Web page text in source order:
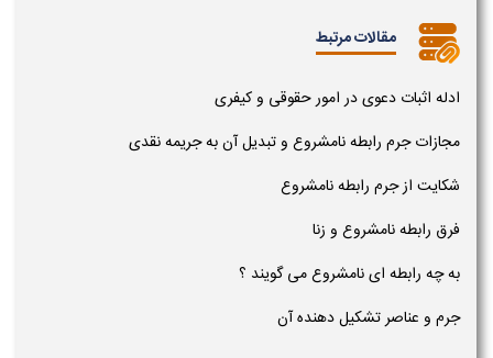
مقالات مرتبط
ادله اثبات دعوی در امور حقوقی و کیفری
مجازات جرم رابطه نامشروع و تبدیل آن به جریمه نقدی
شکایت از جرم رابطه نامشروع
فرق رابطه نامشروع و زنا
به چه رابطه ای نامشروع می گویند ؟
جرم و عناصر تشکیل دهنده آن